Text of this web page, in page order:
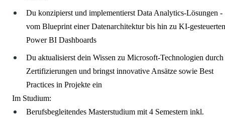
Du konzipierst und implementierst Data Analytics-Lösungen -
vom Blueprint einer Datenarchitektur bis hin zu KI-gesteuerten
Power BI Dashboards
Du aktualisierst dein Wissen zu Microsoft-Technologien durch
Zertifizierungen und bringst innovative Ansätze sowie Best
Practices in Projekte ein
Im Studium:
Berufsbegleitendes Masterstudium mit 4 Semestern inkl.